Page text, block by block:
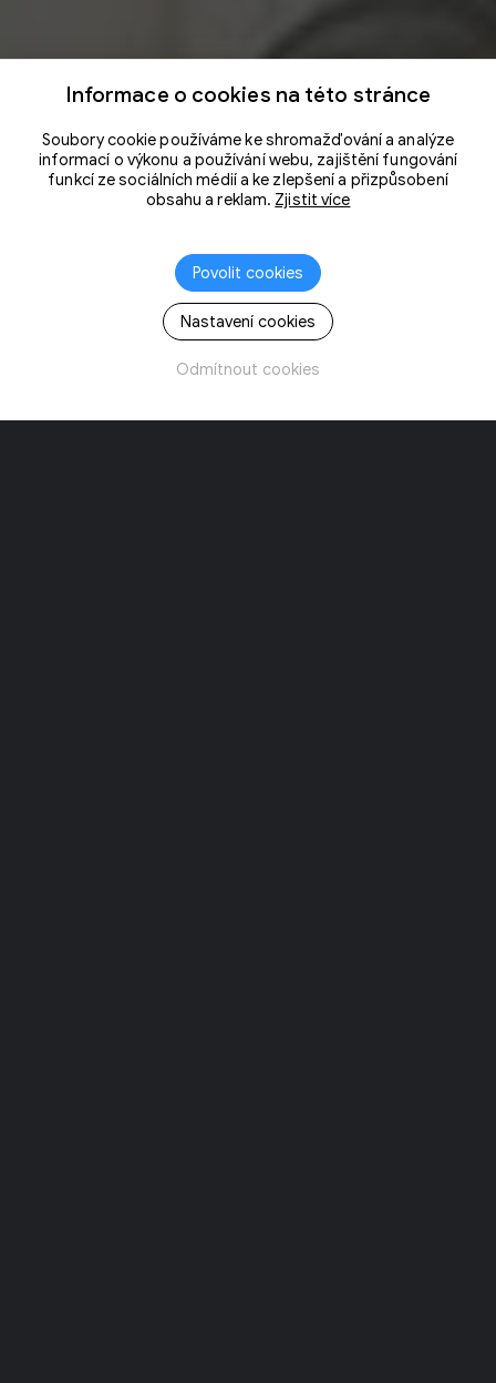
Informace o cookies na této stránce
Soubory cookie používáme ke shromažďování a analýze
informací o výkonu a používání webu, zajištění fungování
funkcí ze sociálních médií a ke zlepšení a přizpůsobení
obsahu a reklam. Zjistit více
Povolit cookies
Nastavení cookies
Odmítnout cookies